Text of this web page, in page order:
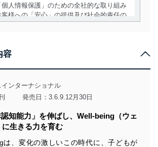
人情報保護」のための全社的な取り組み
様への「安心」の提供及び社会的責任の
し、本人の同意を得たうえで利用目的の
囲内で適法かつ公正な手段によって取
を行います。また、当社が保有している
意を得ずに目的外利用、第三者への提
るため、従業者等の教育を徹底してまいり
的外利用を行わないために、適切な管理
。
容
インターナショナル
発売日：3.6.9.12月30日
知能力」を伸ばし、Well-being（ウェ
生きる力を育む
、変化の激しいこの時代に、子どもが